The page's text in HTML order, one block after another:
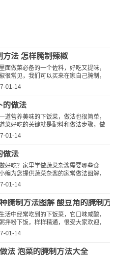
方法 怎样腌制辣椒
面做菜必备的一个佐料，好吃又提味，
很常见，我们可以买来在家自己腌制，
，总比买来的放心，原枓...
01-14
的做法
道营养美味的下饭菜，做法也很简单，
菜好吃的关键就是配料和做法步骤，做
家详细的介绍一下...
01-14
做法
好吃？家里学做蔬菜杂酱需要哪些食
编为您提供蔬菜杂酱的家常做法图解，
做出美味可口的蔬菜...
01-14
腌制方法图解 酸豆角的腌制方
活中经常吃到的下饭菜，它口味咸酸，
拌粉下饭，样样精通，很受大家欢迎，
家整理一些酸豆角的腌制...
01-14
法 泡菜的腌制方法大全